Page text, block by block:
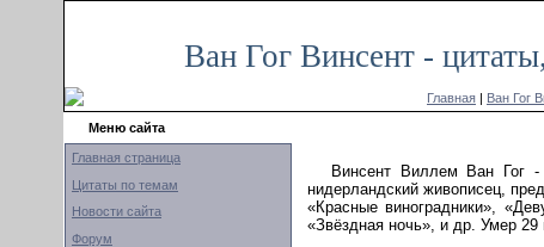
Ван Гог Винсент -
Главная | Ван Гог
Меню сайта
Главная страница
Цитаты по темам
Новости сайта
Форум
Винсент Виллем Ван Гог -
нидерландский живописец,
«Красные виноградники»,
«Звёздная ночь», и др. Умер